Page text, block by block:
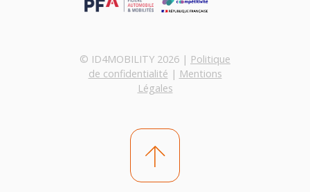
© ID4MOBILITY 2026 | Politique
de confidentialité | Mentions
Légales